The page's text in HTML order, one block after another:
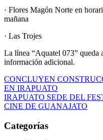
· Flores Magón Norte en
mañana
· Las Trojes
La línea “Aquatel 073” queda
información adicional.
Navegación
de
entradas
CONCLUYEN
EN IRAPUATO
IRAPUATO SEDE DEL
CINE DE GUANAJATO
Categorías